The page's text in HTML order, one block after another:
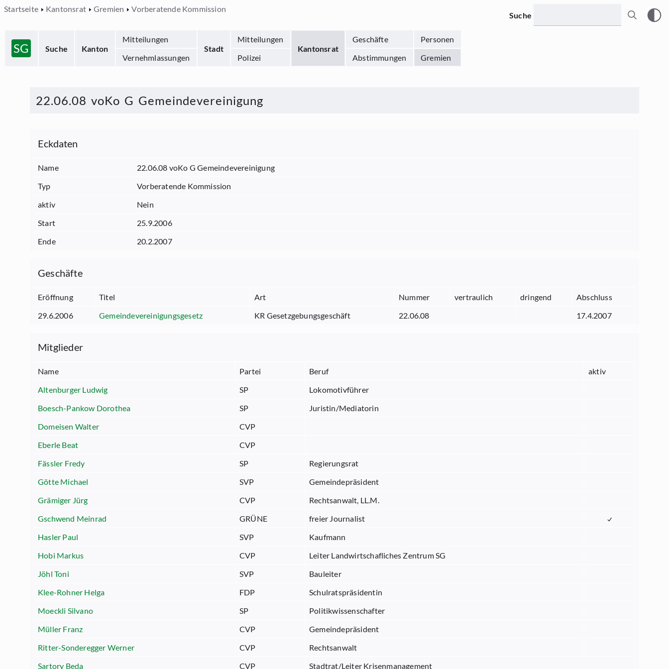
Startseite Kantonsrat Gremien Vorberatende Kommission
SG Suche Kanton
Mitteilungen
Stadt
Mitteilungen
Kantonsrat
Geschäfte
Personen
Vernehmlassungen
Polizei Abstimmungen Gremien
Suche
22.06.08 voKo G Gemeindevereinigung
Eckdaten
Name
22.06.08 voKo G Gemeindevereinigung
Typ
Vorberatende Kommission
aktiv
Nein
Start
25.9.2006
Ende
20.2.2007
Geschäfte
Eröffnung Titel Art Nummer vertraulich dringend
Abschluss
29.6.2006
Gemeindevereinigungsgesetz KR Gesetzgebungsgeschäft 22.06.08 17.4.2007
Mitglieder
Name Partei Beruf
aktiv
Altenburger Ludwig
SP
Lokomotivführer
Boesch-Pankow Dorothea
SP
Juristin/Mediatorin
Domeisen Walter
CVP
Eberle Beat
CVP
Fässler Fredy
SP
Regierungsrat
Götte Michael
SVP
Gemeindepräsident
Grämiger Jürg
CVP
Rechtsanwalt, LL.M.
Gschwend Meinrad
GRÜNE
freier Journalist
Hasler Paul
SVP
Kaufmann
Hobi Markus
CVP
Leiter Landwirtschafliches Zentrum SG
Jöhl Toni
SVP
Bauleiter
Klee-Rohner Helga
FDP
Schulratspräsidentin
Moeckli Silvano
SP
Politikwissenschafter
Müller Franz
CVP
Gemeindepräsident
Ritter-Sonderegger Werner
CVP
Rechtsanwalt
Sartory Beda
CVP
Stadtrat/Leiter Krisenmanagement